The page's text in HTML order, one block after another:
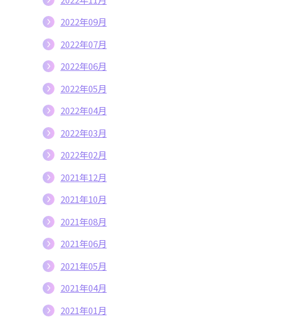
2022年09月
2022年07月
2022年06月
2022年05月
2022年04月
2022年03月
2022年02月
2021年12月
2021年10月
2021年08月
2021年06月
2021年05月
2021年04月
2021年01月